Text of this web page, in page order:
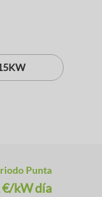
Punta
€/kW día